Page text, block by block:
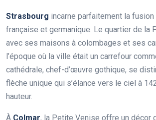
Strasbourg incarne parfaitement la
française et germanique. Le quartier de la
avec ses maisons à colombages et ses
l’époque où la ville était un carrefour
cathédrale, chef-d’œuvre gothique, se
flèche unique qui s’élance vers le ciel à
hauteur.
À Colmar, la Petite Venise offre un décor